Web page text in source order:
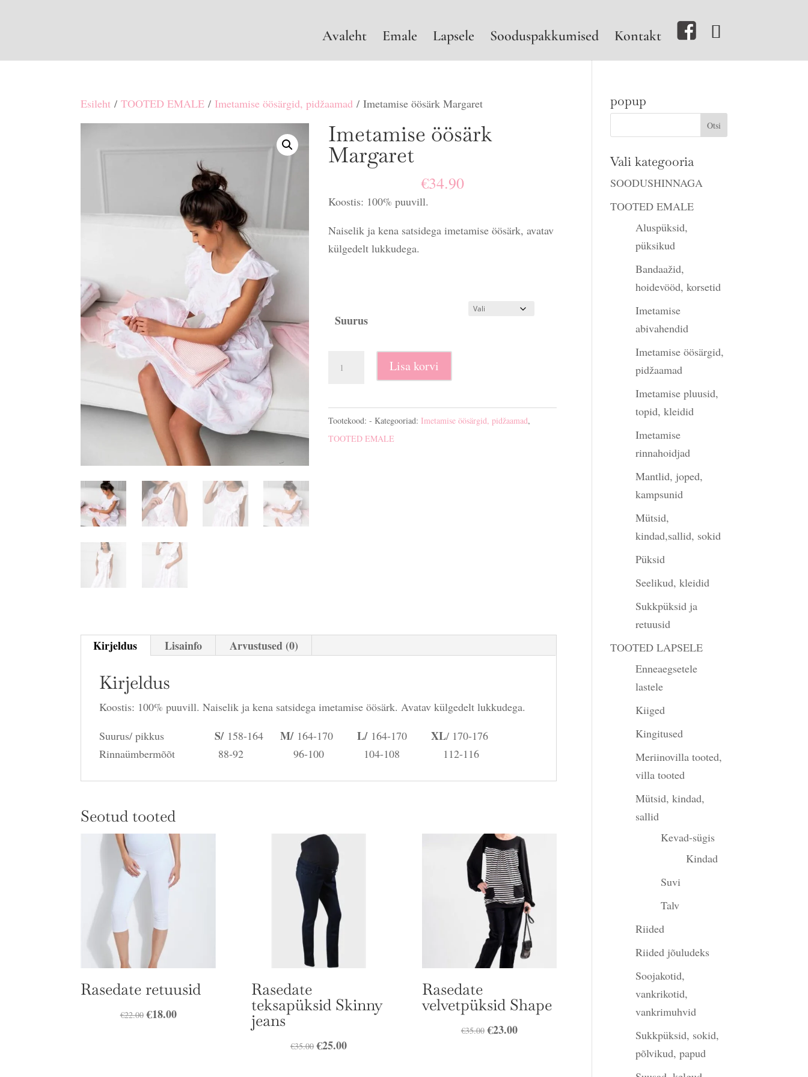
Avaleht Emale Lapsele Sooduspakkumised Kontakt
Esileht /TOOTED EMALE /Imetamise öösärgid, pidžaamad / Imetamise öösärk Margaret
Imetamise öösärk
Margaret
€34.90
Koostis: 100% puuvill.
Naiselik ja kena satsidega imetamise öösärk, avatav
külgedelt lukkudega.
Suurus
Lisa korvi
Tootekood:- Kategooriad:Imetamise öösärgid, pidžaamad,
TOOTED EMALE
Kirjeldus Lisainfo Arvustused (0)
Kirjeldus
Koostis: 100% puuvill. Naiselik ja kena satsidega imetamise öösärk. Avatav külgedelt lukkudega.
Suurus/ pikkus
S/158-164M/164-170 L/164-170 XL/ 170-176
Rinnaümbermõõt 88-92 96-100 104-108 112-116
Seotud tooted
Rasedate retuusid
€22.00 Algne
€18.00Praegune
Rasedate
teksapüksid Skinny
jeans
€35.00 Algne
€25.00Praegune
Rasedate
velvetpüksid Shape
€35.00 Algne
€23.00Praegune
popup
Vali kategooria
SOODUSHINNAGA
TOOTED EMALE
Aluspüksid,
püksikud
Bandaažid,
hoidevööd, korsetid
Imetamise
abivahendid
Imetamise öösärgid,
pidžaamad
Imetamise pluusid,
topid, kleidid
Imetamise
rinnahoidjad
Mantlid, joped,
kampsunid
Mütsid,
kindad,sallid, sokid
Püksid
Seelikud, kleidid
Sukkpüksid ja
retuusid
TOOTED LAPSELE
Enneaegsetele
lastele
Kiiged
Kingitused
Meriinovilla tooted,
villa tooted
Mütsid, kindad,
sallid
Kevad-sügis
Kindad
Suvi
Talv
Riided
Riided jõuludeks
Soojakotid,
vankrikotid,
vankrimuhvid
Sukkpüksid, sokid,
põlvikud, papud